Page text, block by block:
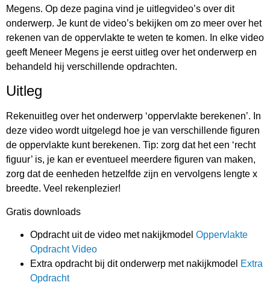
Megens. Op deze pagina vind je uitlegvideo’s over dit
onderwerp. Je kunt de video’s bekijken om zo meer over het
rekenen van de oppervlakte te weten te komen. In elke video
geeft Meneer Megens je eerst uitleg over het onderwerp en
behandeld hij verschillende opdrachten.
Uitleg
Rekenuitleg over het onderwerp ‘oppervlakte berekenen’. In
deze video wordt uitgelegd hoe je van verschillende figuren
de oppervlakte kunt berekenen. Tip: zorg dat het een ‘recht
figuur’ is, je kan er eventueel meerdere figuren van maken,
zorg dat de eenheden hetzelfde zijn en vervolgens lengte x
breedte. Veel rekenplezier!
Gratis downloads
Opdracht uit de video met nakijkmodel Oppervlakte
Opdracht Video
Extra opdracht bij dit onderwerp met nakijkmodel Extra
Opdracht